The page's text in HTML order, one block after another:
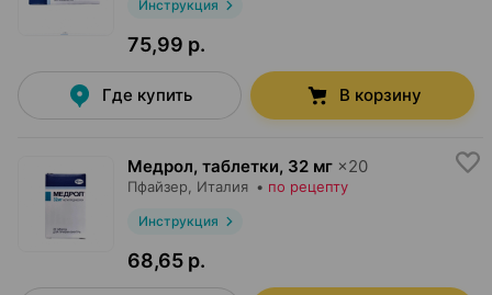
Инструкция
75,99 р.
Где купить В корзину
Медрол, таблетки, 32 мг ×20
Пфайзер , Италия • по рецепту
Инструкция
68,65 р.